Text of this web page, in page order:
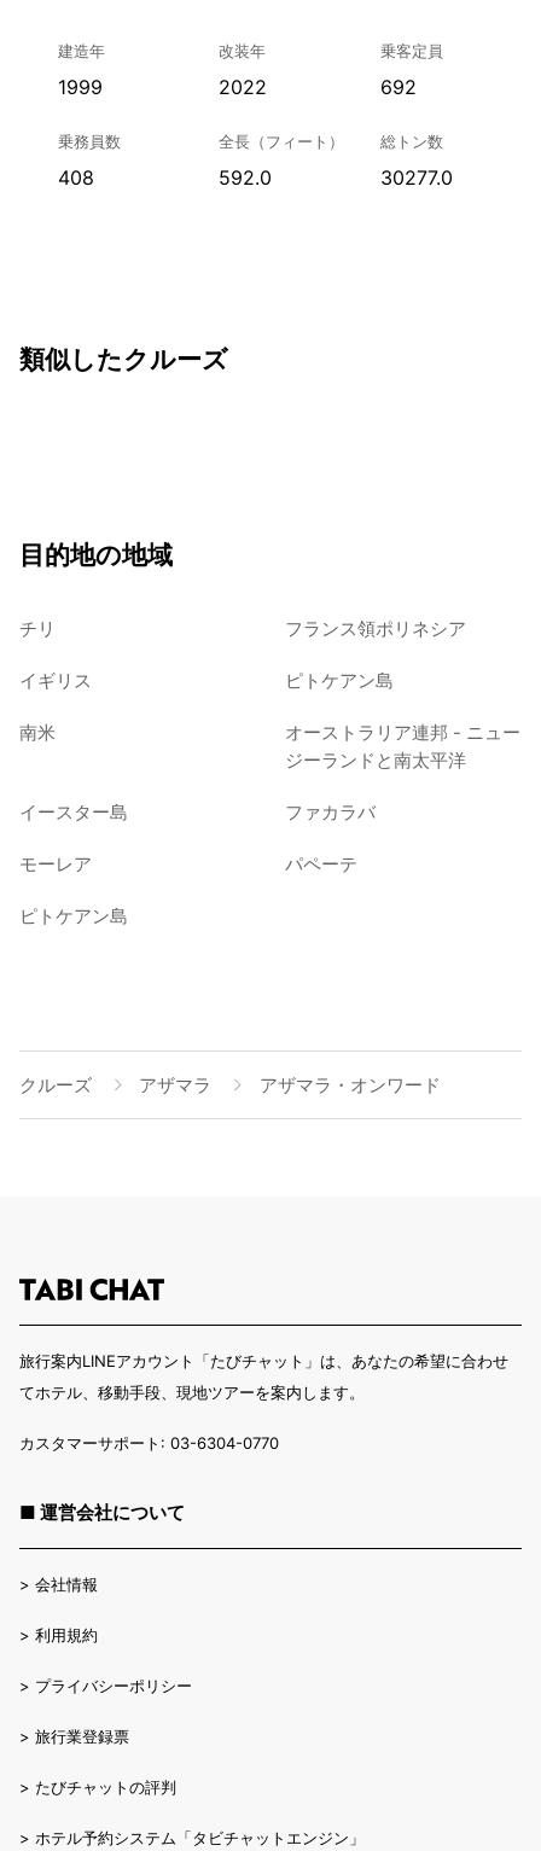
建造年
1999
改装年
2022
乗客定員
692
乗務員数
408
全長（フィート）
592.0
総トン数
30277.0
類似したクルーズ
目的地の地域
チリ フランス領ポリネシア
イギリス ピトケアン島
南米
オーストラリア連邦 - ニュー
ジーランドと南太平洋
イースター島 ファカラバ
モーレア パペーテ
ピトケアン島
クルーズ アザマラ アザマラ・オンワード
旅行案内LINEアカウント「たびチャット」は、あなたの希望に合わせ
てホテル、移動手段、現地ツアーを案内します。
カスタマーサポート: 03-6304-0770
■ 運営会社について
> 会社情報
> 利用規約
> プライバシーポリシー
> 旅行業登録票
> たびチャットの評判
> ホテル予約システム「タビチャットエンジン」